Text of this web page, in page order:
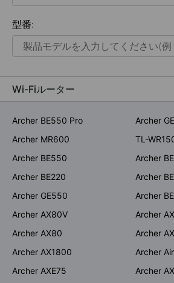
All
ホームネット
法人用ネットワーク
サービスプロバイダー
型番:
Wi-Fiルーター
Archer BE550 Pro
Archer
Archer MR600
TL-
Archer BE550
Archer
Archer BE220
Archer
Archer GE550
Archer
Archer AX80V
Archer
Archer AX80
Archer
Archer AX1800
Archer
Archer AXE75
Archer